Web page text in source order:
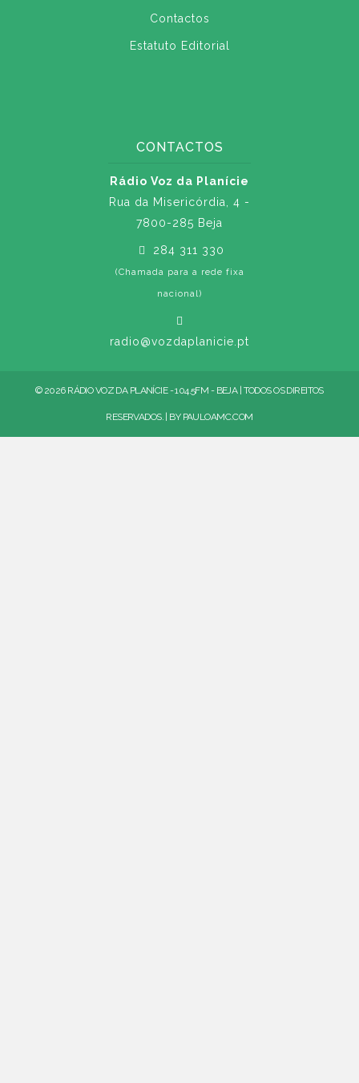
Contactos
Estatuto Editorial
CONTACTOS
Rádio Voz da Planície
Rua da Misericórdia, 4 -
7800-285 Beja
284 311 330
(Chamada para a rede fixa
nacional)
radio@vozdaplanicie.pt
© 2026 RÁDIO VOZ DA PLANÍCIE - 104.5FM - BEJA | TODOS OS DIREITOS
RESERVADOS. | BY PAULOAMC.COM